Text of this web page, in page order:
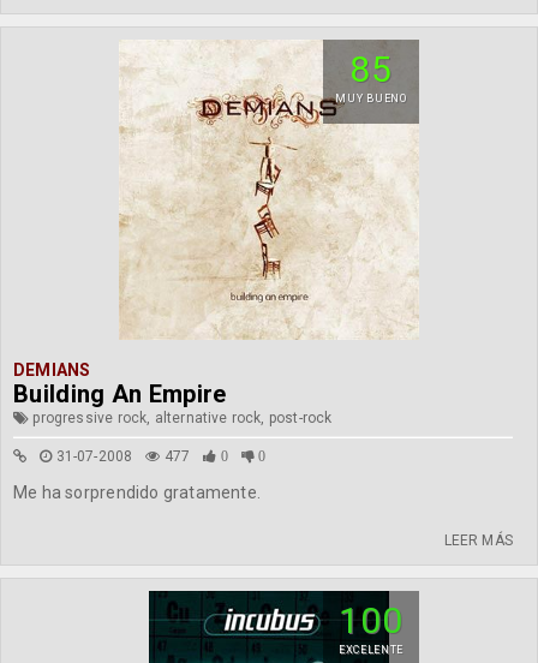
85
MUY BUENO
DEMIANS
Building An Empire
progressive rock, alternative rock, post-rock
31-07-2008 477 0 0
Me ha sorprendido gratamente.
LEER MÁS
100
EXCELENTE